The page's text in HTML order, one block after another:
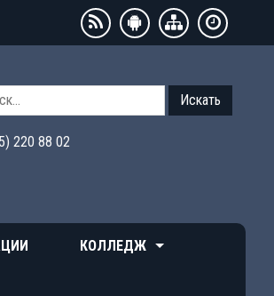
Искать
220 88 02
КОЛЛЕДЖ